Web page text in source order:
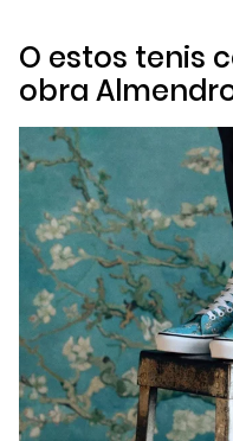
O estos tenis
obra